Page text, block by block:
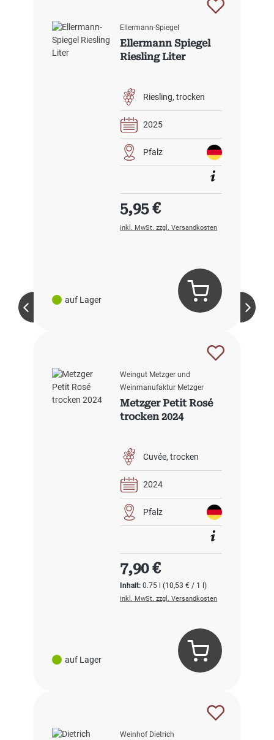
auf Lager
Ellermann-Spiegel
Ellermann Spiegel
Riesling Liter
Riesling trocken
2025
Pfalz
Regulärer Preis:
5,95 €
inkl. MwSt. zzgl. Versandkosten
auf Lager
Weingut Metzger und
Weinmanufaktur Metzger
Metzger Petit Rosé
trocken 2024
Cuvée trocken
2024
Pfalz
Inhalt:0.75 l(10,53 € / 1 l)
Regulärer Preis:
7,90 €
inkl. MwSt. zzgl. Versandkosten
Weinhof Dietrich